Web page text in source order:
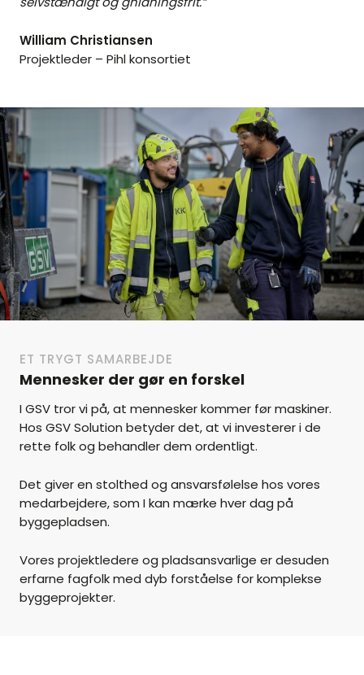
William Christiansen
Projektleder – Pihl konsortiet
ET TRYGT SAMARBEJDE
Mennesker der gør en forskel
I GSV tror vi på, at mennesker kommer før maskiner.
Hos GSV Solution betyder det, at vi investerer i de
rette folk og behandler dem ordentligt.
Det giver en stolthed og ansvarsfølelse hos vores
medarbejdere, som I kan mærke hver dag på
byggepladsen.
Vores projektledere og pladsansvarlige er desuden
erfarne fagfolk med dyb forståelse for komplekse
byggeprojekter.